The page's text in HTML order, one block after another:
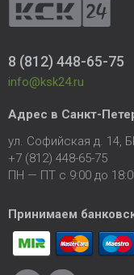
8 (812) 448-65-75
info@ksk24.ru
Адрес в Санкт-
ул. Софийская д. 14,
+7 (812) 448-65-75
ПН — ПТ с 9:00 до
Принимаем